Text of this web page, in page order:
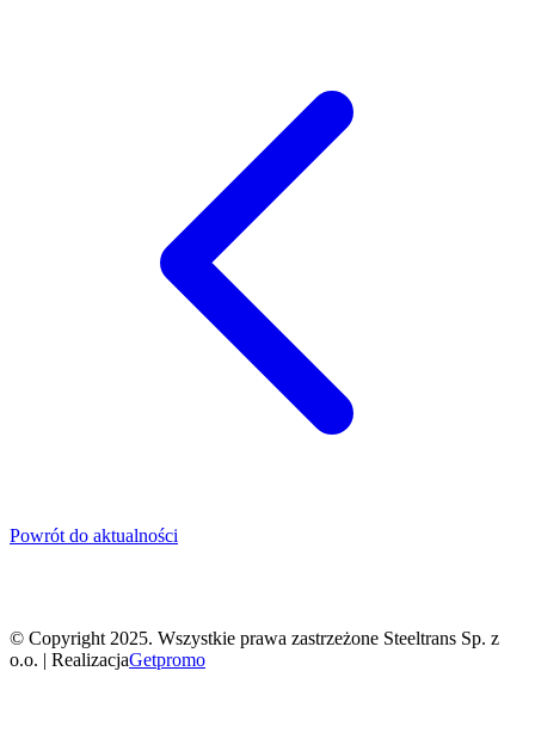
Powrót do aktualności
© Copyright 2025. Wszystkie prawa zastrzeżone Steeltrans Sp. z
o.o. | RealizacjaGetpromo